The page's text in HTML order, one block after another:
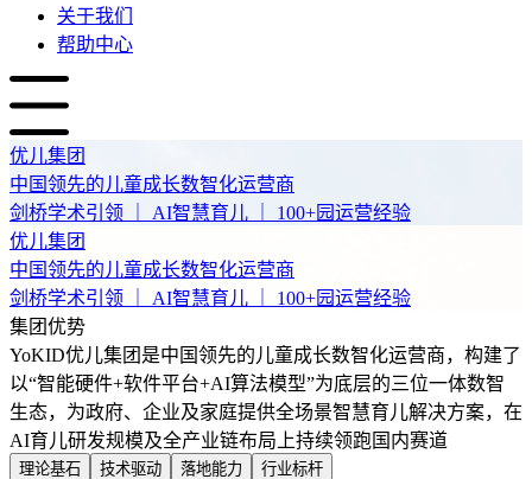
关于我们
帮助中心
优儿集团
中国领先的儿童成长数智化运营商
剑桥学术引领 ｜ AI智慧育儿 ｜ 100+园运营经验
优儿集团
中国领先的儿童成长数智化运营商
剑桥学术引领 ｜ AI智慧育儿 ｜ 100+园运营经验
集团优势
YoKID优儿集团是中国领先的儿童成长数智化运营商，构建了
以“智能硬件+软件平台+AI算法模型”为底层的三位一体数智
生态，为政府、企业及家庭提供全场景智慧育儿解决方案，在
AI育儿研发规模及全产业链布局上持续领跑国内赛道
理论基石 技术驱动 落地能力 行业标杆